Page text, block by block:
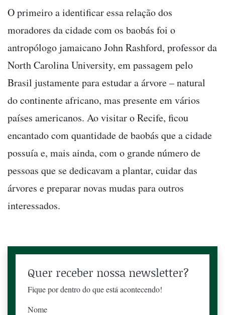
O primeiro a identificar essa relação dos
moradores da cidade com os baobás foi o
antropólogo jamaicano John Rashford, professor da
North Carolina University, em passagem pelo
Brasil justamente para estudar a árvore – natural
do continente africano, mas presente em vários
países americanos. Ao visitar o Recife, ficou
encantado com quantidade de baobás que a cidade
possuía e, mais ainda, com o grande número de
pessoas que se dedicavam a plantar, cuidar das
árvores e preparar novas mudas para outros
interessados.
Quer receber nossa newsletter?
Fique por dentro do que está acontecendo!
Nome